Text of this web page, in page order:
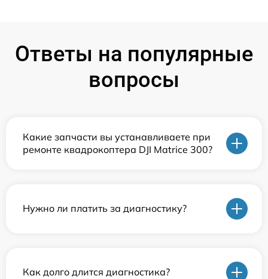
Ответы на популярные
вопросы
Какие запчасти вы устанавливаете при
ремонте квадрокоптера DJI Matrice 300?
Нужно ли платить за диагностику?
Как долго длится диагностика?